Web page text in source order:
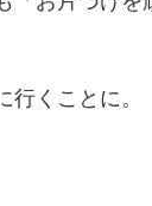
くことに。